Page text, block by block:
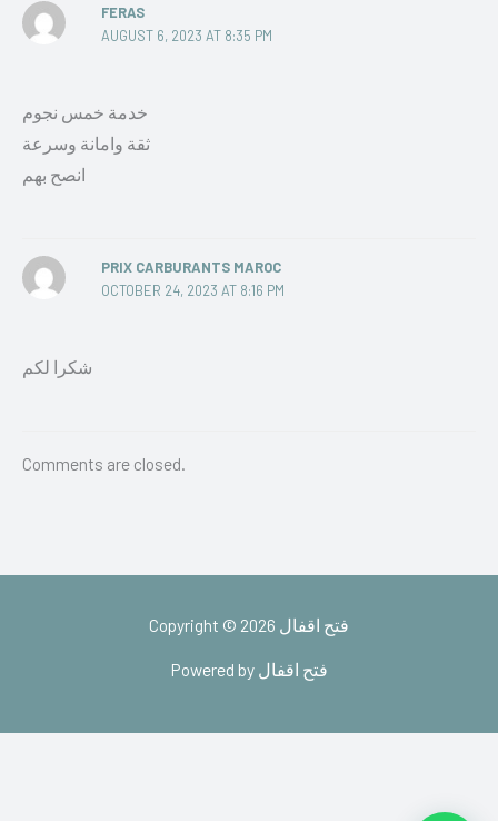
FERAS
AUGUST 6, 2023 AT 8:35 PM
خدمة خمس نجوم
ثقة وامانة وسرعة
انصح بهم
PRIX CARBURANTS MAROC
OCTOBER 24, 2023 AT 8:16 PM
شكرا لكم
Comments are closed.
Copyright © 2026 فتح اقفال
Powered by فتح اقفال